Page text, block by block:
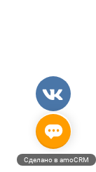
Сделано в amoCRM